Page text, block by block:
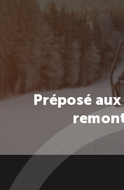
Informations sur
Tableaux de
Main-d’oeuvre
Le pôle IMT
Répertoire des
Préposé